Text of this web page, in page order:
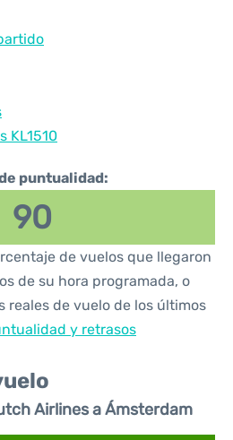
KL1510
puntualidad:
90
de vuelos que llegaron
de su hora programada, o
reales de vuelo de los últimos
y retrasos
Airlines a Ámsterdam